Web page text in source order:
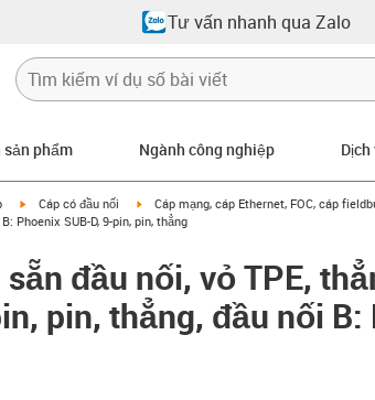
Tư vấn nhanh qua Zalo
phẩm Ngành công nghiệp Dịch
igus-icon-arrow-right
Cáp có đầu nối igus-icon-arrow-right
Cáp mạng, cáp Ethernet, FOC, cáp
Phoenix SUB-D, 9-pin, pin, thẳng
đầu nối, vỏ TPE,
pin, thẳng, đầu nối B: